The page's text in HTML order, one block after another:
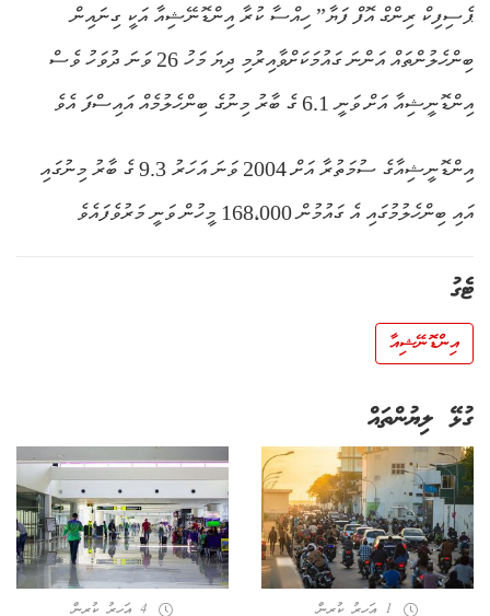
ޕެސިފިކް ރިންގް އޮފް ފަޔާ” ހިއްސާ ކުރާ އިންޑޮނޭޝިއާ އަކީ ގިނައިން
ބިންހެލުންތައް އަންނަ ގައުމަކަށްވާއިރުމި ދިޔަ މަހު 26 ވަނަ ދުވަހު ވެސް
އިންޑޮނީޝިއާ އަށް ވަނީ 6.1 ގެ ބާރު މިނުގެ ބިންހެލުމެއް އައިސްފަ އެވެ
އިންޑޮނީޝިއާގެ ސުމަތުރާ އަށް 2004 ވަނަ އަހަރު 9.3 ގެ ބާރު މިނުގައި
އައި ބިންހެލުމުގައި އެ ގައުމުން 168،000 މީހުން ވަނީ މަރުވެފައެވެ
ޓެގު
އިންޑޮނޭޝިއާ
ގުޅޭ ލިޔުންތައް
1 އަހރު ކުރިން 4 އަހރު ކުރިން